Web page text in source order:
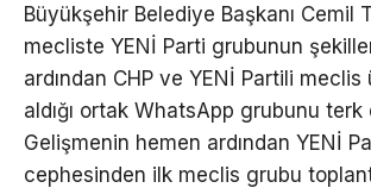
Büyükşehir Belediye Başkanı Cemil
mecliste YENİ Parti grubunun
ardından CHP ve YENİ Partili
aldığı ortak WhatsApp grubunu terk
Gelişmenin hemen ardından YENİ
cephesinden ilk meclis grubu